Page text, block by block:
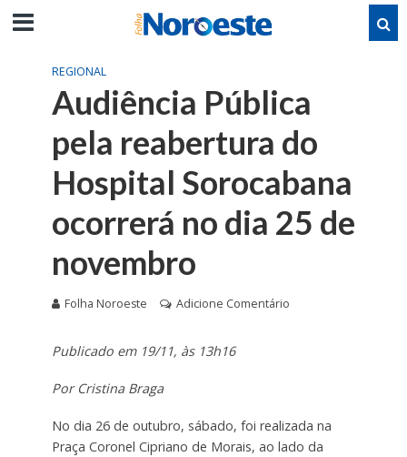
REGIONAL
Audiência Pública
pela reabertura do
Hospital Sorocabana
ocorrerá no dia 25 de
novembro
Folha Noroeste Adicione Comentário
Publicado em 19/11, às 13h16
Por Cristina Braga
No dia 26 de outubro, sábado, foi realizada na
Praça Coronel Cipriano de Morais, ao lado da